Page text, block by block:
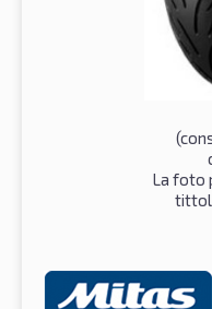
La foto